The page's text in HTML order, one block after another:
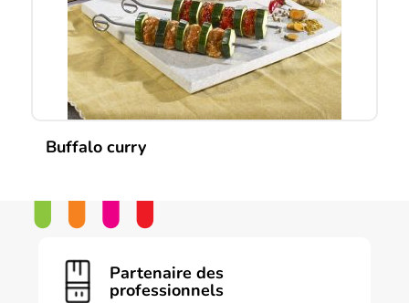
Buffalo curry
Partenaire des
professionnels